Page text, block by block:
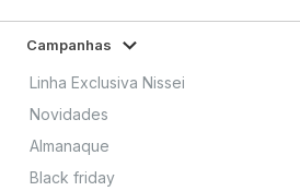
Campanhas
Linha Exclusiva Nissei
Novidades
Almanaque
Black friday